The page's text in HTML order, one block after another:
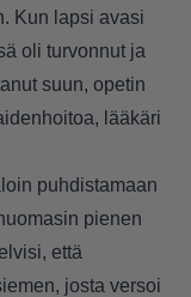
Kun lapsi avasi
oli turvonnut ja
suun, opetin
lääkäri
puhdistamaan
pienen
että
josta versoi